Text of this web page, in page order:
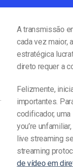
A transmissão
cada vez maior,
estratégica
direto requer a
Felizmente,
importantes.
codificador, uma
you’re
live streaming
streaming
de vídeo em